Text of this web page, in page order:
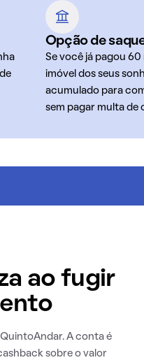
Opção de
Se você já pagou
imóvel dos seus
acumulado para
sem pagar multa de
ao fugir
A conta é
sobre o valor